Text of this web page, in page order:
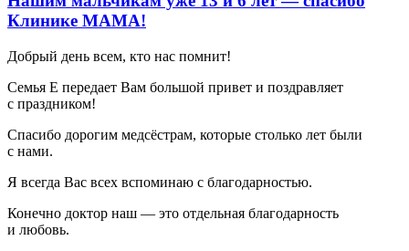
Клинике МАМА!
Добрый день всем, кто нас помнит!
Семья Е передает Вам большой привет и поздравляет
с праздником!
Спасибо дорогим медсёстрам, которые столько лет были
с нами.
Я всегда Вас всех вспоминаю с благодарностью.
Конечно доктор наш — это отдельная благодарность
и любовь.